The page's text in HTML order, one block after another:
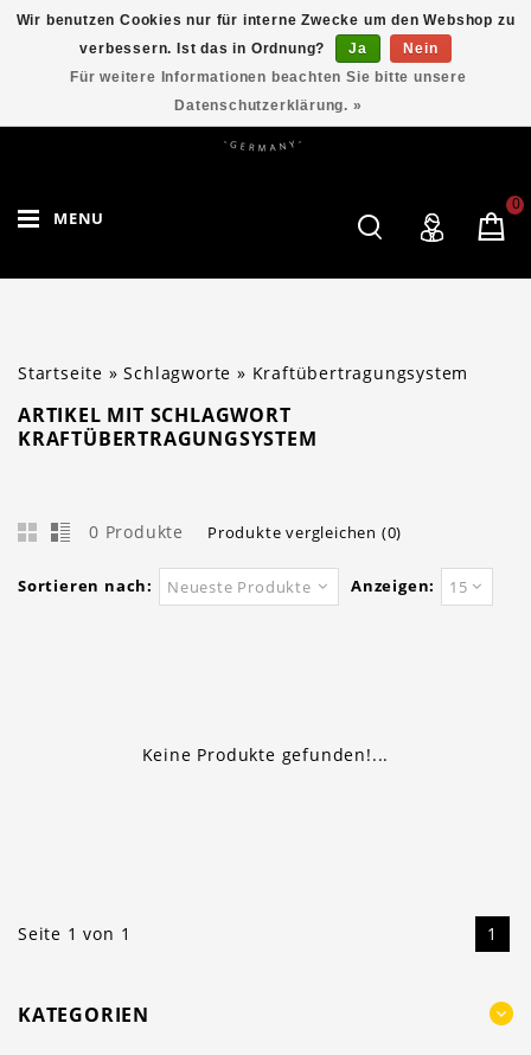
MENU
0
Startseite »Schlagworte » Kraftübertragungsystem
ARTIKEL MIT SCHLAGWORT
KRAFTÜBERTRAGUNGSYSTEM
0 Produkte Produkte vergleichen (0)
Sortieren nach: Neueste Produkte Anzeigen: 15
Keine Produkte gefunden!...
Seite 1 von 1 1
KATEGORIEN
Wir benutzen Cookies nur für interne Zwecke um den Webshop zu
verbessern. Ist das in Ordnung?
Ja
Nein
Für weitere Informationen beachten Sie bitte unsere
Datenschutzerklärung. »